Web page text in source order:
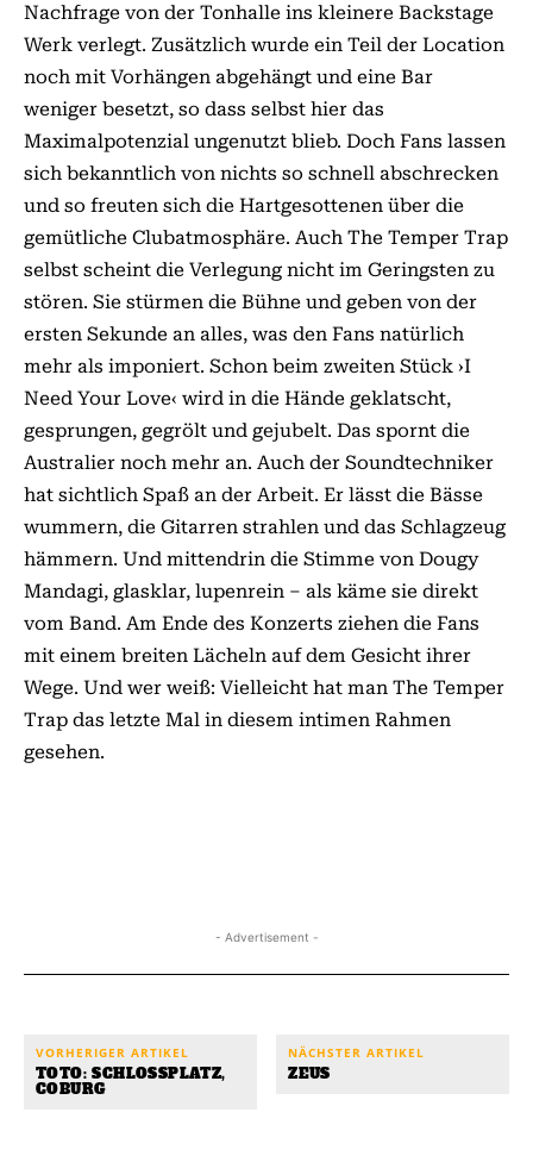
Nachfrage von der Tonhalle ins kleinere Backstage
Werk verlegt. Zusätzlich wurde ein Teil der Location
noch mit Vorhängen abgehängt und eine Bar
weniger besetzt, so dass selbst hier das
Maximalpotenzial ungenutzt blieb. Doch Fans lassen
sich bekanntlich von nichts so schnell abschrecken
und so freuten sich die Hartgesottenen über die
gemütliche Clubatmosphäre. Auch The Temper Trap
selbst scheint die Verlegung nicht im Geringsten zu
stören. Sie stürmen die Bühne und geben von der
ersten Sekunde an alles, was den Fans natürlich
mehr als imponiert. Schon beim zweiten Stück ›I
Need Your Love‹ wird in die Hände geklatscht,
gesprungen, gegrölt und gejubelt. Das spornt die
Australier noch mehr an. Auch der Soundtechniker
hat sichtlich Spaß an der Arbeit. Er lässt die Bässe
wummern, die Gitarren strahlen und das Schlagzeug
hämmern. Und mittendrin die Stimme von Dougy
Mandagi, glasklar, lupenrein – als käme sie direkt
vom Band. Am Ende des Konzerts ziehen die Fans
mit einem breiten Lächeln auf dem Gesicht ihrer
Wege. Und wer weiß: Vielleicht hat man The Temper
Trap das letzte Mal in diesem intimen Rahmen
gesehen.
- Advertisement -
VORHERIGER ARTIKEL
TOTO: SCHLOSSPLATZ,
COBURG
NÄCHSTER ARTIKEL
ZEUS